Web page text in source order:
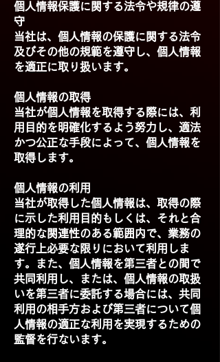
個人情報保護に関する法令や規律の遵
守
当社は、個人情報の保護に関する法令
及びその他の規範を遵守し、個人情報
を適正に取り扱います。
個人情報の取得
当社が個人情報を取得する際には、利
用目的を明確化するよう努力し、適法
かつ公正な手段によって、個人情報を
取得します。
個人情報の利用
当社が取得した個人情報は、取得の際
に示した利用目的もしくは、それと合
理的な関連性のある範囲内で、業務の
遂行上必要な限りにおいて利用しま
す。また、個人情報を第三者との間で
共同利用し、または、個人情報の取扱
いを第三者に委託する場合には、共同
利用の相手方および第三者について個
人情報の適正な利用を実現するための
監督を行ないます。